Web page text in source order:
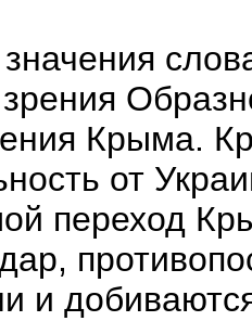
Крыма.
от
переход
и